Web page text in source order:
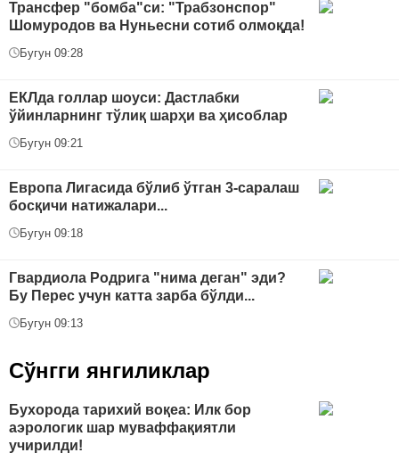
Трансфер "бомба"си: "Трабзонспор"
Шомуродов ва Нуньесни сотиб олмоқда!
Бугун 09:28
ЕКЛда голлар шоуси: Дастлабки
ўйинларнинг тўлиқ шарҳи ва ҳисоблар
Бугун 09:21
Европа Лигасида бўлиб ўтган 3-саралаш
босқичи натижалари...
Бугун 09:18
Гвардиола Родрига "нима деган" эди?
Бу Перес учун катта зарба бўлди...
Бугун 09:13
Сўнгги янгиликлар
Бухорода тарихий воқеа: Илк бор
аэрологик шар муваффақиятли
учирилди!